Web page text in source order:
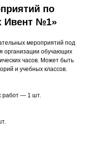
по
Ивент №1»
мероприятий под
организации обучающих
часов. Может быть
и учебных классов.
работ — 1 шт.